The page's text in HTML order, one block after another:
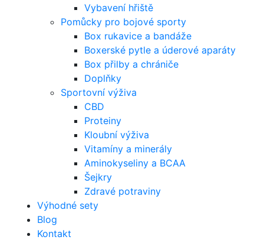
Vybavení hřiště
Pomůcky pro bojové sporty
Box rukavice a bandáže
Boxerské pytle a úderové aparáty
Box přilby a chrániče
Doplňky
Sportovní výživa
CBD
Proteiny
Kloubní výživa
Vitamíny a minerály
Aminokyseliny a BCAA
Šejkry
Zdravé potraviny
Výhodné sety
Blog
Kontakt